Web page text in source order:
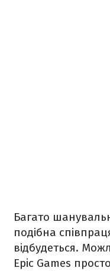
Багато
подібна
відбудеться.
Epic Games